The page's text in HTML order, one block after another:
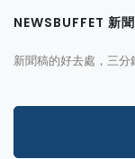
NEWSBUFFET 新
新聞稿的好去處，三分